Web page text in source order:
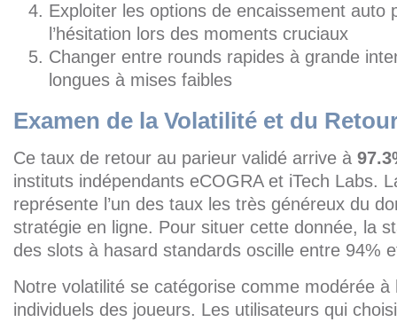
Exploiter les options de encaissement auto
l’hésitation lors des moments cruciaux
Changer entre rounds rapides à grande
longues à mises faibles
Examen de la Volatilité et du
Ce taux de retour au parieur validé arrive à
instituts indépendants eCOGRA et iTech Labs.
représente l’un des taux les très généreux du
stratégie en ligne. Pour situer cette donnée, la
des slots à hasard standards oscille entre 94%
Notre volatilité se catégorise comme modérée à
individuels des joueurs. Les utilisateurs qui